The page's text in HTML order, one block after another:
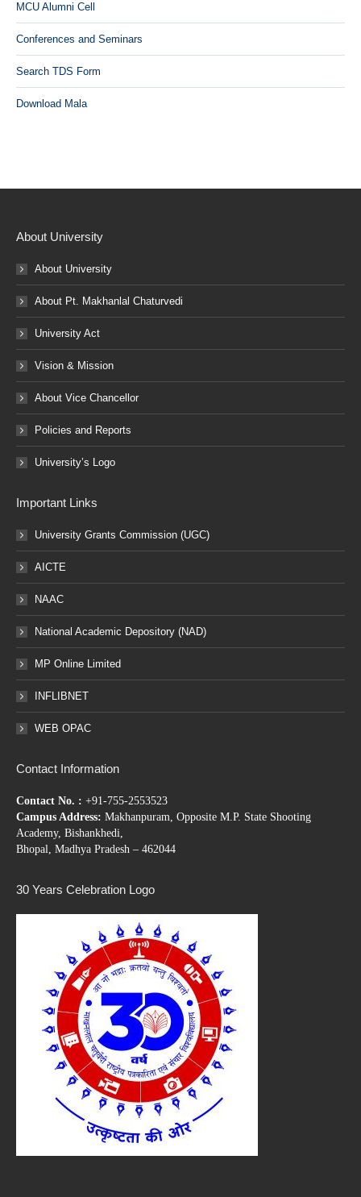
MCU Alumni Cell
Conferences and Seminars
Search TDS Form
Download Mala
About University
About University
About Pt. Makhanlal Chaturvedi
University Act
Vision & Mission
About Vice Chancellor
Policies and Reports
University’s Logo
Important Links
University Grants Commission (UGC)
AICTE
NAAC
National Academic Depository (NAD)
MP Online Limited
INFLIBNET
WEB OPAC
Contact Information
Contact No. : +91-755-2553523
Campus Address: Makhanpuram, Opposite M.P. State Shooting
Academy, Bishankhedi,
Bhopal, Madhya Pradesh – 462044
30 Years Celebration Logo